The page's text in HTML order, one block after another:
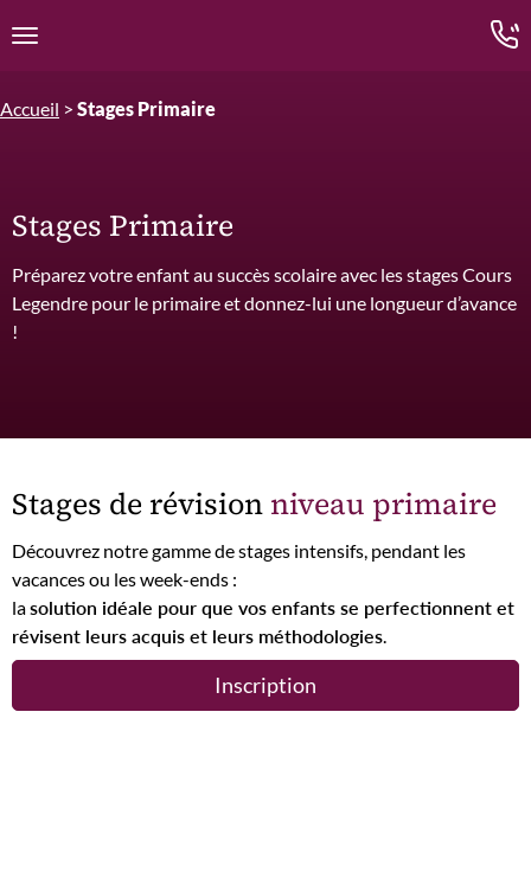
Ouvrir la navigation
Accueil > Stages Primaire
Stages Primaire
Préparez votre enfant au succès scolaire avec les stages Cours
Legendre pour le primaire et donnez-lui une longueur d’avance
!
Stages de révision niveau primaire
Découvrez notre gamme de stages intensifs, pendant les
vacances ou les week-ends :
lasolution idéale pour que vos enfants se perfectionnent et
révisent leurs acquis et leurs méthodologies
Inscription